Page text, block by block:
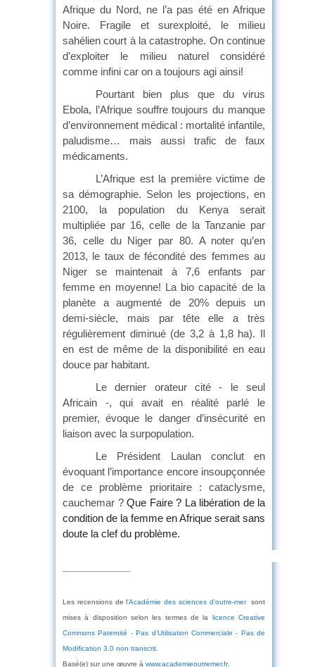
Afrique du Nord, ne l’a pas été en Afrique
Noire. Fragile et surexploité, le milieu
sahélien court à la catastrophe. On continue
d’exploiter le milieu naturel considéré
comme infini car on a toujours agi ainsi!
Pourtant bien plus que du virus
Ebola, l’Afrique souffre toujours du manque
d’environnement médical : mortalité infantile,
paludisme… mais aussi trafic de faux
médicaments.
L’Afrique est la première victime de
sa démographie. Selon les projections, en
2100, la population du Kenya serait
multipliée par 16, celle de la Tanzanie par
36, celle du Niger par 80. A noter qu’en
2013, le taux de fécondité des femmes au
Niger se maintenait à 7,6 enfants par
femme en moyenne! La bio capacité de la
planète a augmenté de 20% depuis un
demi-siècle, mais par tête elle a très
régulièrement diminué (de 3,2 à 1,8 ha). Il
en est de même de la disponibilité en eau
douce par habitant.
Le dernier orateur cité - le seul
Africain -, qui avait en réalité parlé le
premier, évoque le danger d’insécurité en
liaison avec la surpopulation.
Le Président Laulan conclut en
évoquant l’importance encore insoupçonnée
de ce problème prioritaire : cataclysme,
cauchemar ? Que Faire ? La libération de la
condition de la femme en Afrique serait sans
doute la clef du problème.
Les recensions de l'Académie des sciences d'outre-mer
sont
mises à disposition selon les termes de la licence Creative
Commons Paternité - Pas d’Utilisation Commerciale - Pas de
Modification 3.0 non transcrit
Basé(e) sur une œuvre à www.academieoutremer.fr.